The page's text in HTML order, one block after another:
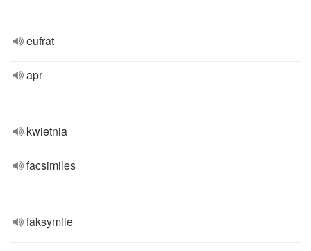
eufrat
apr
kwietnia
facsimiles
faksymile